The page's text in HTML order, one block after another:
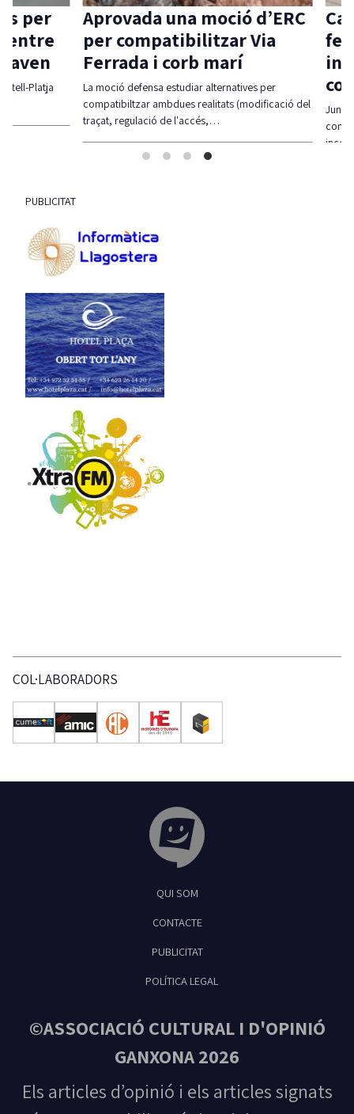
Junts ha
Platja
Aprovada una moció d’ERC
per compatibilitzar Via
Ferrada i corb marí
La moció defensa estudiar alternatives per
compatibiltzar ambdues realitats (modificació del
traçat, regulació de l'accés,…
PUBLICITAT
COL·LABORADORS
Feliu de Guíxols
QUI SOM
CONTACTE
PUBLICITAT
POLÍTICA LEGAL
©ASSOCIACIÓ CULTURAL I D'OPINIÓ
GANXONA 2026
Els articles d’opinió i els articles signats